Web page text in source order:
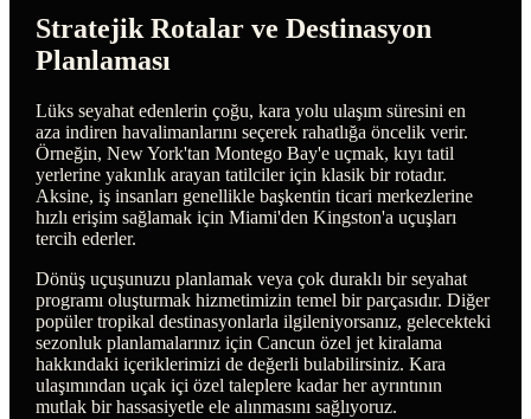
Stratejik Rotalar ve Destinasyon
Planlaması
Lüks seyahat edenlerin çoğu, kara yolu ulaşım süresini en
aza indiren havalimanlarını seçerek rahatlığa öncelik verir.
Örneğin, New York'tan Montego Bay'e uçmak, kıyı tatil
yerlerine yakınlık arayan tatilciler için klasik bir rotadır.
Aksine, iş insanları genellikle başkentin ticari merkezlerine
hızlı erişim sağlamak için Miami'den Kingston'a uçuşları
tercih ederler.
Dönüş uçuşunuzu planlamak veya çok duraklı bir seyahat
programı oluşturmak hizmetimizin temel bir parçasıdır. Diğer
popüler tropikal destinasyonlarla ilgileniyorsanız, gelecekteki
sezonluk planlamalarınız için Cancun özel jet kiralama
hakkındaki içeriklerimizi de değerli bulabilirsiniz. Kara
ulaşımından uçak içi özel taleplere kadar her ayrıntının
mutlak bir hassasiyetle ele alınmasını sağlıyoruz.